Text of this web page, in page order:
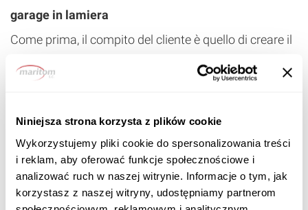
Niniejsza strona korzysta z plików cookie
Wykorzystujemy pliki cookie do spersonalizowania treści
i reklam, aby oferować funkcje społecznościowe i
analizować ruch w naszej witrynie. Informacje o tym, jak
korzystasz z naszej witryny, udostępniamy partnerom
garage in lamiera
Come prima, il compito del cliente è quello di creare il
terreno per il garage (maggiori informazioni su
). Il team di assemblaggio arriva all'indirizzo
indicato. Non devi partecipare all'assemblaggio
- tutto ciò che devi fare è indicare il luogo in cui il
garage deve essere allestito e l'equipaggio farà il